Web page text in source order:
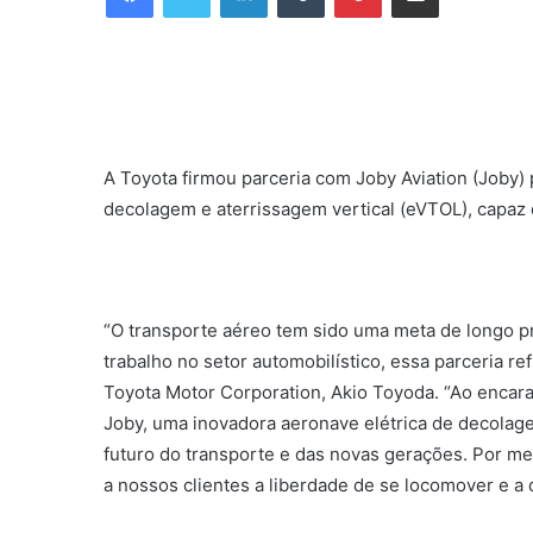
A Toyota firmou parceria com Joby Aviation
decolagem e aterrissagem vertical (eVTOL),
“O transporte aéreo tem sido uma meta de longo
trabalho no setor automobilístico, essa parceria
Toyota Motor Corporation, Akio Toyoda. “Ao
Joby, uma inovadora aeronave elétrica de
futuro do transporte e das novas gerações. Por
a nossos clientes a liberdade de se locomover e